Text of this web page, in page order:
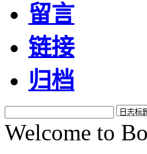
留言
链接
归档
Welcome to